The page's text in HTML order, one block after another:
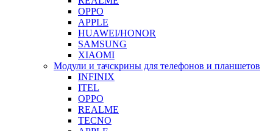
OPPO
APPLE
HUAWEI/HONOR
SAMSUNG
XIAOMI
Модули и тачскрины для телефонов и планшетов
INFINIX
ITEL
OPPO
REALME
TECNO